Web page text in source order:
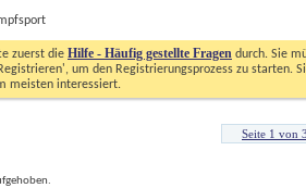
zuerst die Hilfe - Häufig gestellte Fragen durch. Sie
um den Registrierungsprozess zu starten.
meisten interessiert.
Seite 1 von